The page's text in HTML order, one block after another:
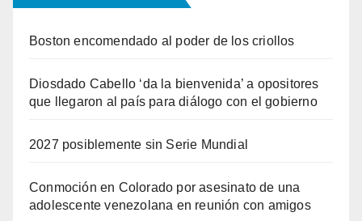
Boston encomendado al poder de los criollos
Diosdado Cabello ‘da la bienvenida’ a opositores
que llegaron al país para diálogo con el gobierno
2027 posiblemente sin Serie Mundial
Conmoción en Colorado por asesinato de una
adolescente venezolana en reunión con amigos